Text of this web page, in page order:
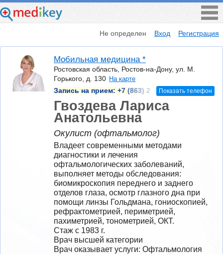
Не определен Вход Регистрация
Мобильная медицина *
Ростовская область, Ростов-на-Дону, ул. М.
Горького, д. 130 На карте
Запись на прием: +7 (863) 2 Показать телефон
Гвоздева Лариса
Анатольевна
Окулист (офтальмолог)
Владеет современными методами
диагностики и лечения
офтальмологических заболеваний,
выполняет методы обследования:
биомикроскопия переднего и заднего
отделов глаза, осмотр глазного дна при
помощи линзы Гольдмана, гониоскопией,
рефрактометрией, периметрией,
пахиметрией, тонометрией, ОКТ.
Стаж с 1983 г.
Врач высшей категории
Врач оказывает услуги: Офтальмология